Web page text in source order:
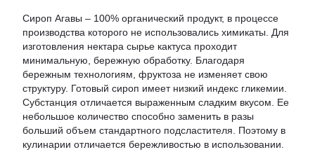
Сироп Агавы – 100% органический продукт, в процессе
производства которого не использовались химикаты. Для
изготовления нектара сырье кактуса проходит
минимальную, бережную обработку. Благодаря
бережным технологиям, фруктоза не изменяет свою
структуру. Готовый сироп имеет низкий индекс гликемии.
Субстанция отличается выраженным сладким вкусом. Ее
небольшое количество способно заменить в разы
больший объем стандартного подсластителя. Поэтому в
кулинарии отличается бережливостью в использовании.